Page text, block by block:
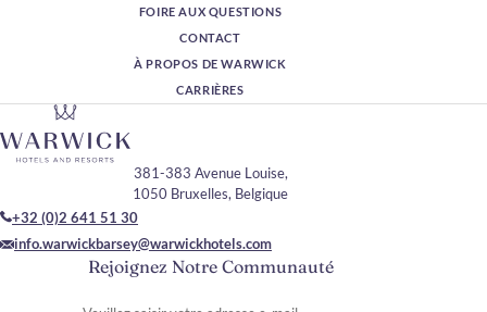
FOIRE AUX QUESTIONS
CONTACT
À PROPOS DE WARWICK
CARRIÈRES
Rejoignez Notre Communauté
381-383 Avenue Louise,
1050 Bruxelles, Belgique
+32 (0)2 641 51 30
info.warwickbarsey@warwickhotels.com